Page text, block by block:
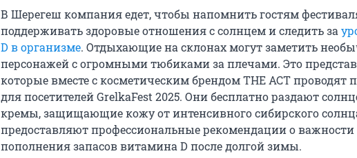
В Шерегеш компания едет, чтобы напомнить гостям
поддерживать здоровые отношения с солнцем и следить за
D в организме. Отдыхающие на склонах могут заметить
персонажей с огромными тюбиками за плечами. Это
которые вместе с косметическим брендом THE АСТ проводят
для посетителей GrelkaFest 2025. Они бесплатно раздают
кремы, защищающие кожу от интенсивного сибирского
предоставляют профессиональные рекомендации о
пополнения запасов витамина D после долгой зимы.